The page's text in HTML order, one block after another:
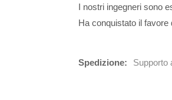
I nostri ingegneri sono
Ha conquistato il favore
Spedizione: Supporto